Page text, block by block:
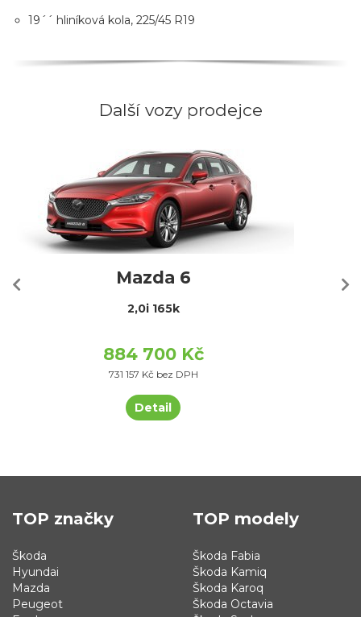
19´´ hliníková kola, 225/45 R19
Další vozy prodejce
Mazda 6
2,0i 165k
884 700 Kč
731 157 Kč bez DPH
Detail
TOP značky
Škoda
Hyundai
Mazda
Peugeot
TOP modely
Škoda Fabia
Škoda Kamiq
Škoda Karoq
Škoda Octavia